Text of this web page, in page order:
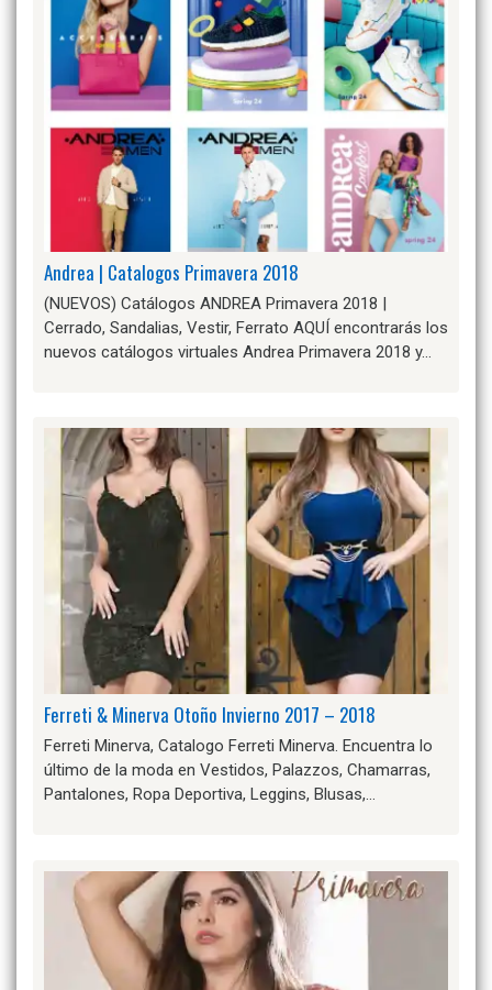
Andrea | Catalogos Primavera 2018
(NUEVOS) Catálogos ANDREA Primavera 2018 |
Cerrado, Sandalias, Vestir, Ferrato AQUÍ encontrarás los
nuevos catálogos virtuales Andrea Primavera 2018 y…
Ferreti & Minerva Otoño Invierno 2017 – 2018
Ferreti Minerva, Catalogo Ferreti Minerva. Encuentra lo
último de la moda en Vestidos, Palazzos, Chamarras,
Pantalones, Ropa Deportiva, Leggins, Blusas,…